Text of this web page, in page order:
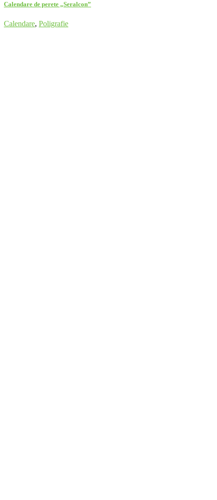
Calendare de perete „Seralcon”
Calendare, Poligrafie